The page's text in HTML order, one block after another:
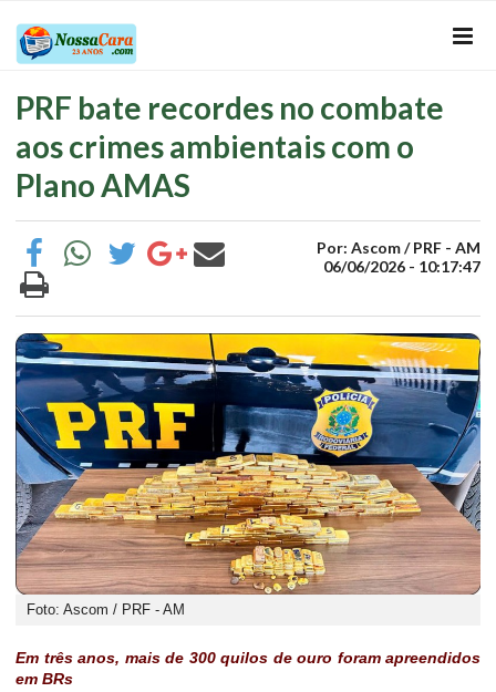
PRF bate recordes no combate
aos crimes ambientais com o
Plano AMAS
Por: Ascom / PRF - AM
06/06/2026 - 10:17:47
Foto: Ascom / PRF - AM
Em três anos, mais de 300 quilos de ouro foram apreendidos
em BRs